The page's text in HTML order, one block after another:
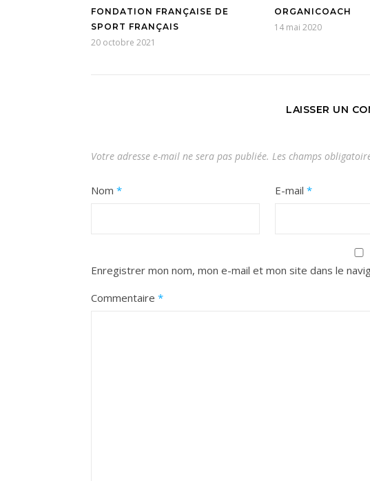
FONDATION FRANÇAISE DE
SPORT FRANÇAIS
20 octobre 2021
ORGANICOACH
14 mai 2020
LAISSER UN
Votre adresse e-mail ne sera pas publiée. Les champs
Nom * E-mail *
Enregistrer mon nom, mon e-mail et mon site dans le
Commentaire *